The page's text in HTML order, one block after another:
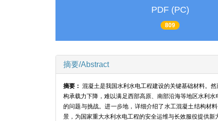
PDF (PC)
809
摘要/Abstract
摘要：混凝土是我国水利水电工程建设的关键基础材料。
构承载力下降，难以满足西部高原、南部沿海等地区水利
的问题与挑战。进一步地，详细介绍了水工混凝土结构材
景，为国家重大水利水电工程的安全运维与长效服役提供新